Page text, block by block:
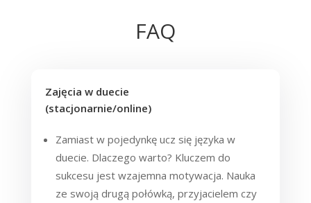
FAQ
Zajęcia w duecie
(stacjonarnie/online)
Zamiast w pojedynkę ucz się języka w
duecie. Dlaczego warto? Kluczem do
sukcesu jest wzajemna motywacja. Nauka
ze swoją drugą połówką, przyjacielem czy